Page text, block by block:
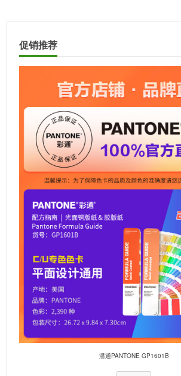
促销推荐
潘通PANTONE GP1601B